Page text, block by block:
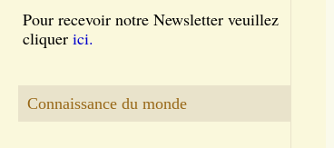
Pour recevoir notre Newsletter veuillez
cliquer ici.
Connaissance du monde